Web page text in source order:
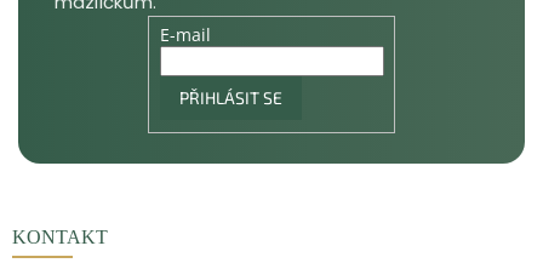
E-mail
PŘIHLÁSIT SE
KONTAKT